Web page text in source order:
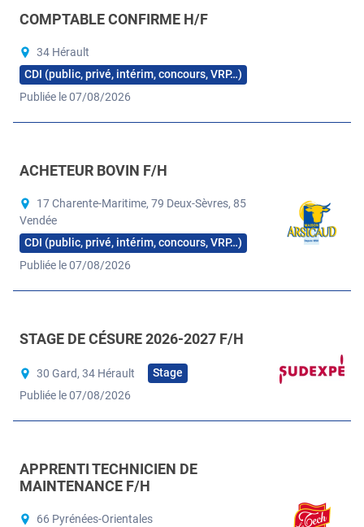
COMPTABLE CONFIRME H/F
34 Hérault
CDI (public, privé, intérim, concours, VRP…)
Publiée le 07/08/2026
ACHETEUR BOVIN F/H
17 Charente-Maritime, 79 Deux-Sèvres, 85
Vendée
CDI (public, privé, intérim, concours, VRP…)
Publiée le 07/08/2026
STAGE DE CÉSURE 2026-2027 F/H
30 Gard, 34 Hérault
Stage
Publiée le 07/08/2026
APPRENTI TECHNICIEN DE
MAINTENANCE F/H
66 Pyrénées-Orientales